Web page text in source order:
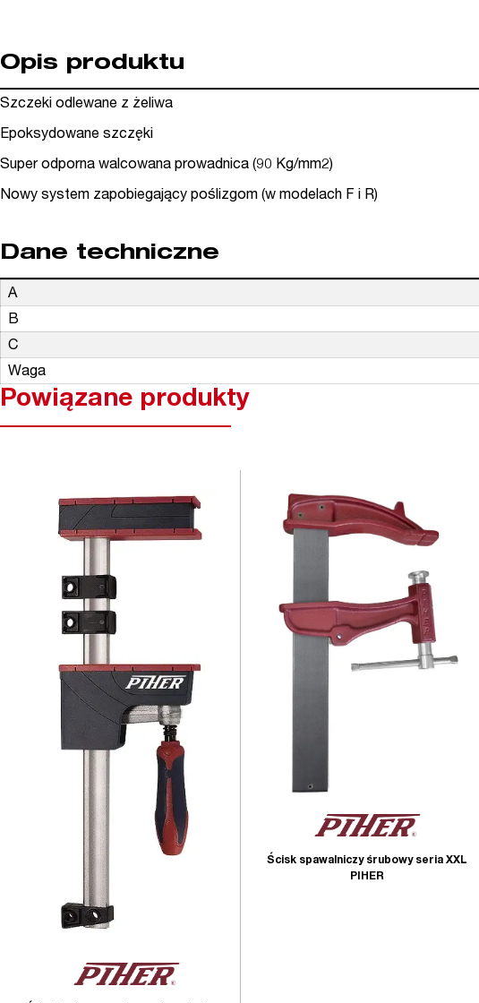
Opis produktu
Szczeki odlewane z żeliwa
Epoksydowane szczęki
Super odporna walcowana prowadnica (90 Kg/mm2)
Nowy system zapobiegający poślizgom (w modelach F i R)
Dane techniczne
A
B
C
Waga
Powiązane produkty
Ścisk spawalniczy śrubowy seria XXL
PIHER